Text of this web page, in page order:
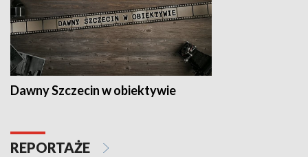
Dawny Szczecin w obiektywie
REPORTAŻE